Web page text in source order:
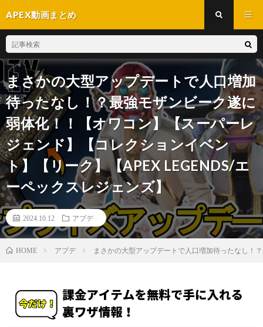
APEX動画まとめ
まさかの大型アップデートで人口増加
待ったなし！？最強モザンビーク遂に
弱体化！！【オワコン】【スーパーレ
ジェンド】【コレクションイベン
ト】【リーク】【APEX LEGENDS/エ
ーペックスレジェンズ】
2024.10.12 アプデ
HOME アプデ まさかの大型アップデートで人口増加待ったなし！